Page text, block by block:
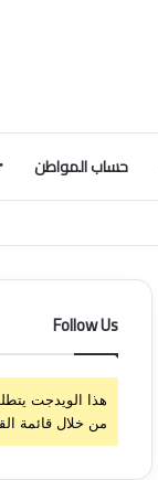
حساب المواطن
Follow Us
هذا الويدجت
من خلال قائمة